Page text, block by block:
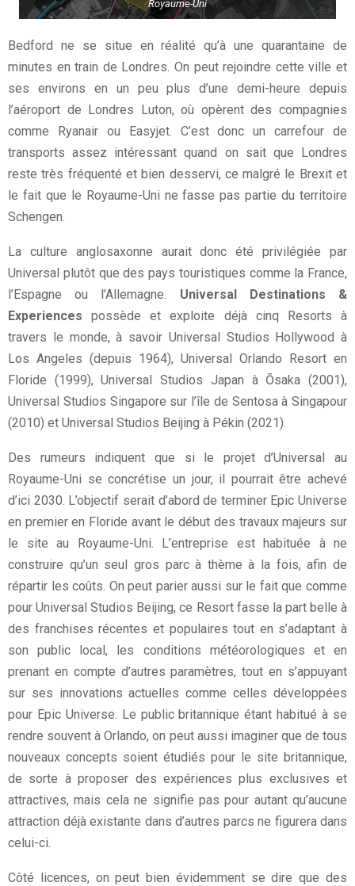
Royaume-Uni
Bedford ne se situe en réalité qu’à une quarantaine de
minutes en train de Londres. On peut rejoindre cette ville et
ses environs en un peu plus d’une demi-heure depuis
l’aéroport de Londres Luton, où opèrent des compagnies
comme Ryanair ou Easyjet. C’est donc un carrefour de
transports assez intéressant quand on sait que Londres
reste très fréquenté et bien desservi, ce malgré le Brexit et
le fait que le Royaume-Uni ne fasse pas partie du territoire
Schengen.
La culture anglosaxonne aurait donc été privilégiée par
Universal plutôt que des pays touristiques comme la France,
l’Espagne ou l’Allemagne. Universal Destinations &
Experiences possède et exploite déjà cinq Resorts à
travers le monde, à savoir Universal Studios Hollywood à
Los Angeles (depuis 1964), Universal Orlando Resort en
Floride (1999), Universal Studios Japan à Ōsaka (2001),
Universal Studios Singapore sur l’île de Sentosa à Singapour
(2010) et Universal Studios Beijing à Pékin (2021).
Des rumeurs indiquent que si le projet d’Universal au
Royaume-Uni se concrétise un jour, il pourrait être achevé
d’ici 2030. L’objectif serait d’abord de terminer Epic Universe
en premier en Floride avant le début des travaux majeurs sur
le site au Royaume-Uni. L’entreprise est habituée à ne
construire qu’un seul gros parc à thème à la fois, afin de
répartir les coûts. On peut parier aussi sur le fait que comme
pour Universal Studios Beijing, ce Resort fasse la part belle à
des franchises récentes et populaires tout en s’adaptant à
son public local, les conditions météorologiques et en
prenant en compte d’autres paramètres, tout en s’appuyant
sur ses innovations actuelles comme celles développées
pour Epic Universe. Le public britannique étant habitué à se
rendre souvent à Orlando, on peut aussi imaginer que de tous
nouveaux concepts soient étudiés pour le site britannique,
de sorte à proposer des expériences plus exclusives et
attractives, mais cela ne signifie pas pour autant qu’aucune
attraction déjà existante dans d’autres parcs ne figurera dans
celui-ci.
Côté licences, on peut bien évidemment se dire que des